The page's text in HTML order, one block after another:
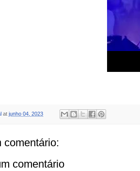
at junho 04, 2023
comentário:
comentário